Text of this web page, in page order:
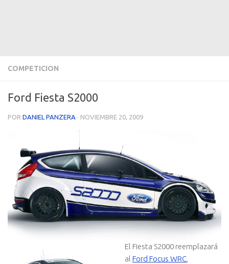
COMPETICION
Ford Fiesta S2000
POR DANIEL PANZERA · NOVIEMBRE 20, 2009
El Fiesta S2000 reemplazará
al Ford Focus WRC